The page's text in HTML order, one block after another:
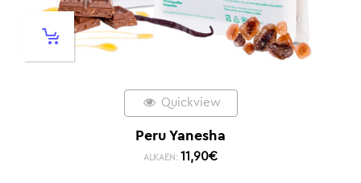
Quickview
Peru Yanesha
ALKAEN: 11,90€